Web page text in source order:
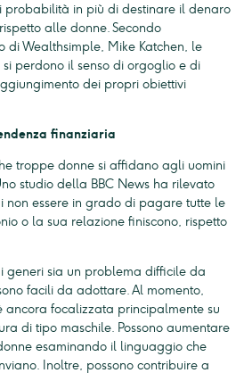
probabilità in più di destinare il denaro
alle donne. Secondo
di Wealthsimple, Mike Katchen, le
perdono il senso di orgoglio e di
dei propri obiettivi
finanziaria
troppe donne si affidano agli uomini
studio della BBC News ha rilevato
non essere in grado di pagare tutte le
o la sua relazione finiscono, rispetto
generi sia un problema difficile da
facili da adottare. Al momento,
ancora focalizzata principalmente su
di tipo maschile. Possono aumentare
esaminando il linguaggio che
Inoltre, possono contribuire a